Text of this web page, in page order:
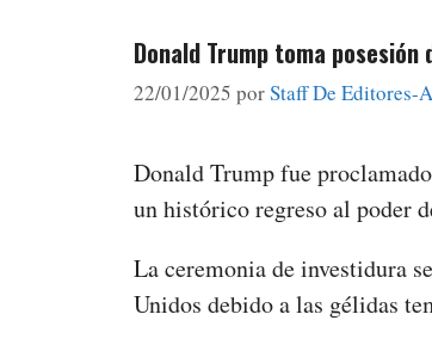
Donald Trump toma
22/01/2025 porStaff De Editores-
Donald Trump fue
un histórico regreso al poder
La ceremonia de investidura
Unidos debido a las gélidas